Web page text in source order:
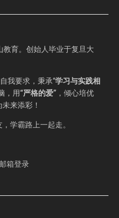
教育。创始人毕业于复旦大
我要求，秉承“学习与实践相
，用“严格的爱” ，倾心培优
来添彩！
学霸路上一起走。
箱登录